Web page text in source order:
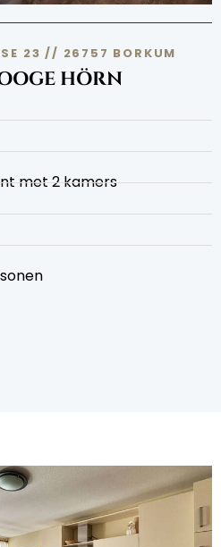
23 // 26757 BORKUM
HÖRN
met 2 kamers